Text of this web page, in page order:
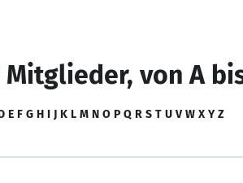
Mitglieder, von A
E F G H I J K L M N O P Q R S T U V W X Y Z